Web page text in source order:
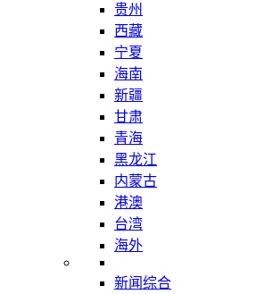
贵州
西藏
宁夏
海南
新疆
甘肃
青海
黑龙江
内蒙古
港澳
台湾
海外
新闻综合